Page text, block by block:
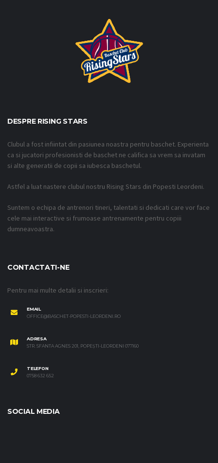
DESPRE RISING STARS
Clubul a fost infiintat din pasiunea noastra pentru baschet. Experienta
ca si jucatori profesionisti de baschet ne califica sa vrem sa invatam
si alte generatii de copii sa iubesca baschetul.
Astfel a luat nastere clubul nostru Rising Stars din Popesti Leordeni.
Suntem o echipa de antrenori tineri, talentati si dedicati care vor face
cele mai interactive si frumoase antrenamente pentru copiii
dumneavoastra.
CONTACTATI-NE
Pentru mai multe detalii si inscrieri:
EMAIL
OFFICE@BASCHET-POPESTI-LEORDENI.RO
ADRESA
STR. SFANTA AGNES 201, POPEȘTI-LEORDENI 077160
TELEFON
0758 632 652
SOCIAL MEDIA